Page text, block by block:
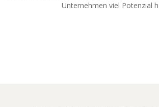
Unternehmen viel Potenzial